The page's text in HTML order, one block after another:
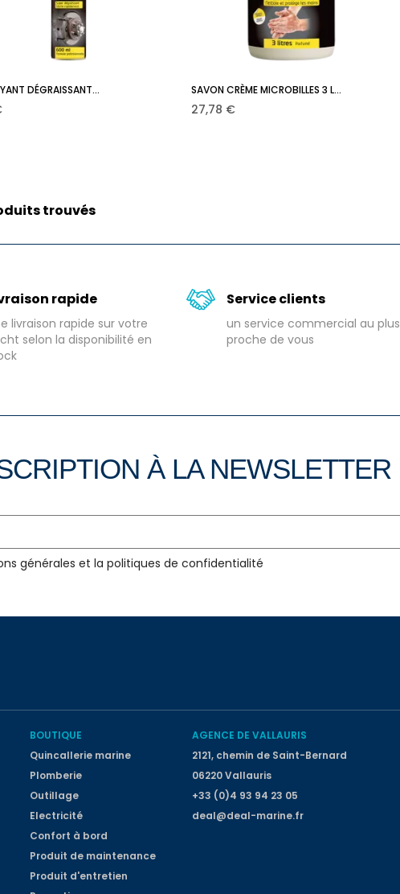
Ajouter au panier
DÉGRAISSANT... Ajouter au panier
SAVON CRÈME MICROBILLES 3 L...
Prix
27,78 €
trouvés
rapide
livraison rapide sur votre
selon la disponibilité en
Service clients
un service commercial au plus
proche de vous
À LA NEWSLETTER
générales et la politiques de confidentialité
BOUTIQUE
Quincallerie marine
Plomberie
Outillage
Electricité
Confort à bord
Produit de maintenance
Produit d'entretien
AGENCE DE VALLAURIS
2121, chemin de Saint-Bernard
06220 Vallauris
+33 (0)4 93 94 23 05
deal@deal-marine.fr